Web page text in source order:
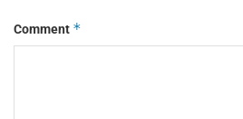
Comment *